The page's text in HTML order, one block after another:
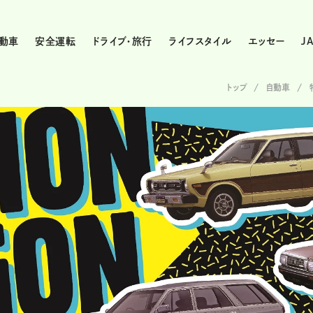
車 安全運転 ドライブ・旅行 ライフスタイル エッセー
トップ 自動車